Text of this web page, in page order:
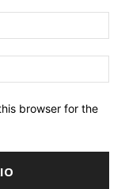
browser for the